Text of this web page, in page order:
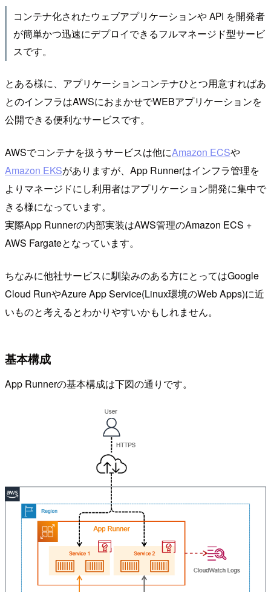
コンテナ化されたウェブアプリケーションや API を開発者
が簡単かつ迅速にデプロイできるフルマネージド型サービ
スです。
とある様に、アプリケーションコンテナひとつ用意すればあ
とのインフラはAWSにおまかせでWEBアプリケーションを
公開できる便利なサービスです。
AWSでコンテナを扱うサービスは他にAmazon ECSや
Amazon EKSがありますが、App Runnerはインフラ管理を
よりマネージドにし利用者はアプリケーション開発に集中で
きる様になっています。
実際App Runnerの内部実装はAWS管理のAmazon ECS +
AWS Fargateとなっています。
ちなみに他社サービスに馴染みのある方にとってはGoogle
Cloud RunやAzure App Service(Linux環境のWeb Apps)に近
いものと考えるとわかりやすいかもしれません。
基本構成
App Runnerの基本構成は下図の通りです。